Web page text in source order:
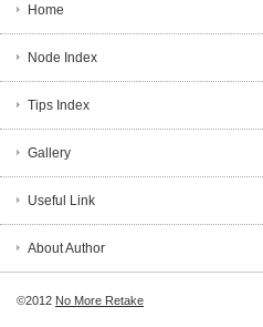
Home
Node Index
Tips Index
Gallery
Useful Link
About Author
©2012 No More Retake